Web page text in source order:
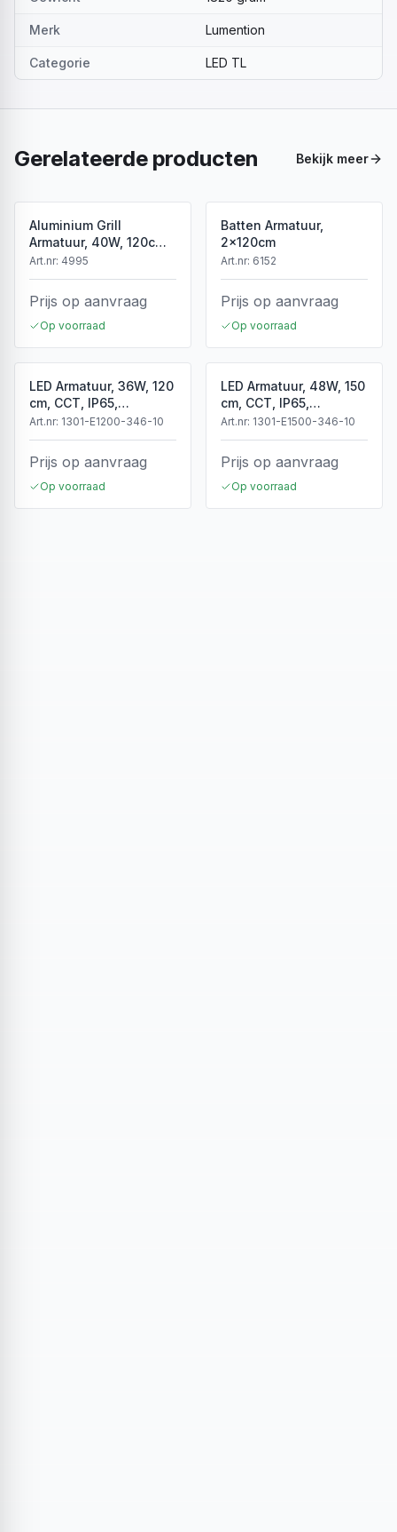
Merk Lumention
Categorie LED TL
Gerelateerde producten Bekijk meer
Aluminium Grill
Armatuur, 40W, 120cm,
Wit
Art.nr: 4995
Prijs op aanvraag
Op voorraad
Batten Armatuur,
2x120cm
Art.nr: 6152
Prijs op aanvraag
Op voorraad
LED Armatuur, 36W, 120
cm, CCT, IP65,
Koppelbaar
Art.nr: 1301-E1200-346-10
Prijs op aanvraag
Op voorraad
LED Armatuur, 48W, 150
cm, CCT, IP65,
Koppelbaar
Art.nr: 1301-E1500-346-10
Prijs op aanvraag
Op voorraad